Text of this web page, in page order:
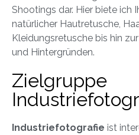
Shootings dar. Hier biete ich
natürlicher Hautretusche,
Kleidungsretusche bis hin
und Hintergründen.
Zielgruppe
Industriefotografie ist